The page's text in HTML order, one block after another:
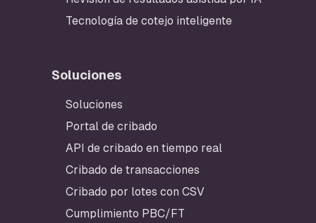
Tecnología de cotejo inteligente
Soluciones
Soluciones
Portal de cribado
API de cribado en tiempo real
Cribado de transacciones
Cribado por lotes con CSV
Cumplimiento PBC/FT